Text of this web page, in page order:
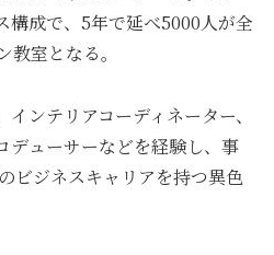
構成で、5年で延べ5000人が全
室となる。
ンテリアコーディネーター、
デューサーなどを経験し、事
ビジネスキャリアを持つ異色